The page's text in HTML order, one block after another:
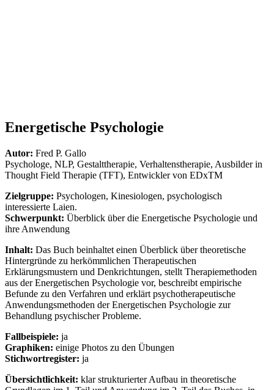
Energetische Psychologie
Autor: Fred P. Gallo
Psychologe, NLP, Gestalttherapie, Verhaltenstherapie, Ausbilder in
Thought Field Therapie (TFT), Entwickler von EDxTM
Zielgruppe: Psychologen, Kinesiologen, psychologisch
interessierte Laien.
Schwerpunkt: Überblick über die Energetische Psychologie und
ihre Anwendung
Inhalt: Das Buch beinhaltet einen Überblick über theoretische
Hintergründe zu herkömmlichen Therapeutischen
Erklärungsmustern und Denkrichtungen, stellt Therapiemethoden
aus der Energetischen Psychologie vor, beschreibt empirische
Befunde zu den Verfahren und erklärt psychotherapeutische
Anwendungsmethoden der Energetischen Psychologie zur
Behandlung psychischer Probleme.
Fallbeispiele: ja
Graphiken: einige Photos zu den Übungen
Stichwortregister: ja
Übersichtlichkeit: klar strukturierter Aufbau in theoretische